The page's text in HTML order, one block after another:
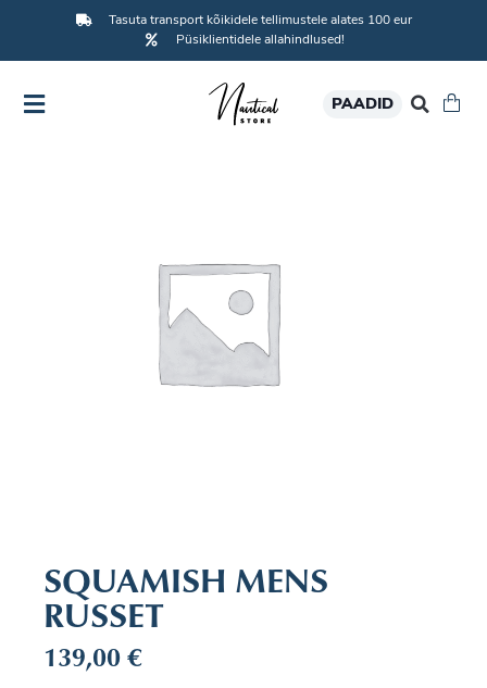
Tasuta transport kõikidele tellimustele alates 100 eur
Püsiklientidele allahindlused!
PAADID
SQUAMISH MENS
RUSSET
139,00€